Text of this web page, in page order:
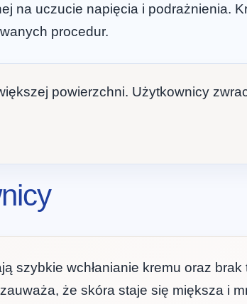
na uczucie napięcia i podrażnienia.
procedur.
powierzchni. Użytkownicy
szybkie wchłanianie kremu oraz brak
że skóra staje się miększa i